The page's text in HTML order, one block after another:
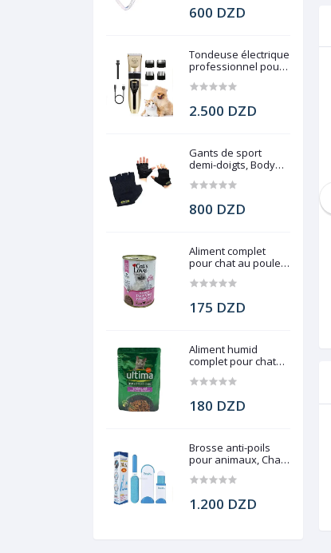
600 DZD
Tondeuse électrique
professionnel pour
2.500 DZD
Gants de sport
demi-doigts, Body
800 DZD
Aliment complet
pour chat au poulet,
175 DZD
Aliment humid
complet pour chat
180 DZD
Brosse anti-poils
pour animaux, Chats
1.200 DZD
800 DZD
Laisse pour chien en cuir avec
ressort, 69 Cm